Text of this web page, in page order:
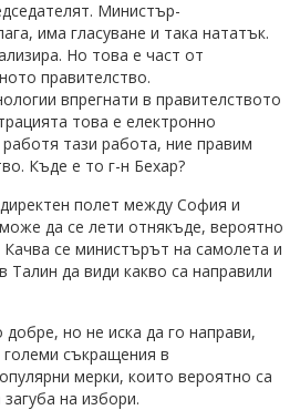
Министър-
има гласуване и така нататък.
Но това е част от
правителство.
впрегнати в правителството
това е електронно
тази работа, ние правим
Къде е то г-н Бехар?
полет между София и
да се лети отнякъде, вероятно
се министърът на самолета и
Талин да види какво са направили
но не иска да го направи,
съкращения в
мерки, които вероятно са
на избори.